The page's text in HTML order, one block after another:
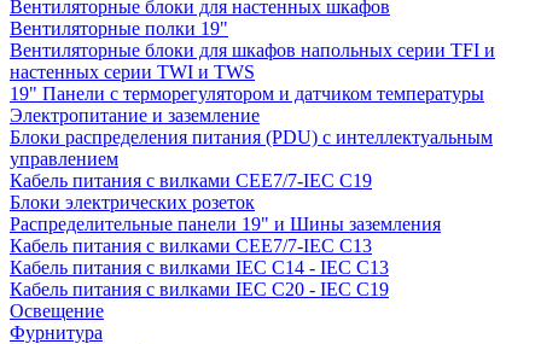
Вентиляторные блоки для настенных шкафов
Вентиляторные полки 19"
Вентиляторные блоки для шкафов напольных серии TFI и
настенных серии TWI и TWS
19" Панели с терморегулятором и датчиком температуры
Электропитание и заземление
Блоки распределения питания (PDU) с интеллектуальным
управлением
Кабель питания с вилками CEE7/7-IEC C19
Блоки электрических розеток
Распределительные панели 19" и Шины заземления
Кабель питания с вилками CEE7/7-IEC C13
Кабель питания с вилками IEC C14 - IEC C13
Кабель питания с вилками IEC C20 - IEC C19
Освещение
Фурнитура